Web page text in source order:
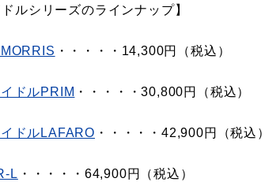
ルシリーズのラインナップ】
・・・・・14,300円（税込）
ドルPRIM ・・・・・30,800円（税込）
ドルLAFARO ・・・・・42,900円（税込）
L ・・・・・64,900円（税込）